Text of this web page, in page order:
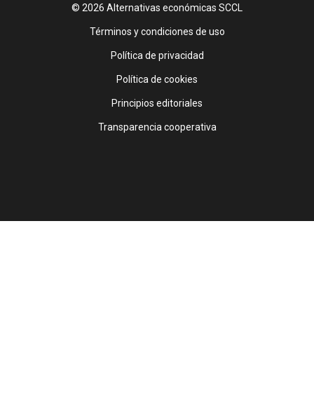
© 2026 Alternativas económicas SCCL
Footer
Términos y condiciones de uso
Política de privacidad
Política de cookies
Principios editoriales
Transparencia cooperativa